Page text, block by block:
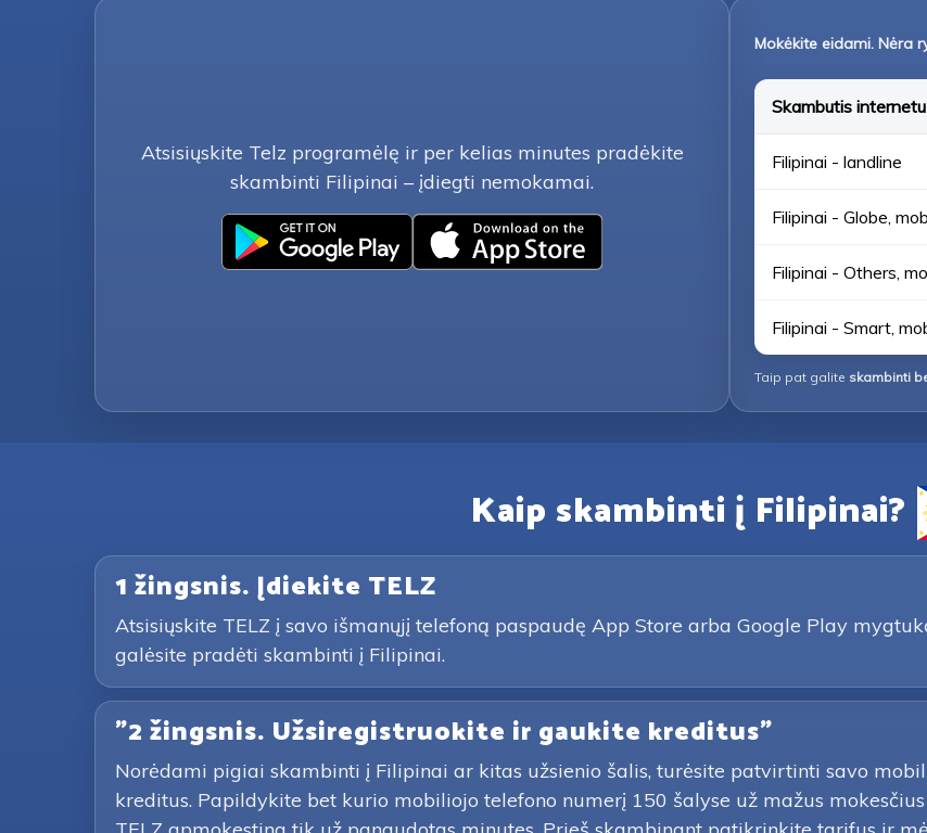
Atsisiųskite Telz programėlę ir per kelias minutes pradėkite
skambinti Filipinai – įdiegti nemokamai.
Mokėkite eidami. Nėra
Skambutis internetu
Filipinai - landline
Filipinai - Globe,
Filipinai - Others,
Filipinai - Smart,
Taip pat galite skambinti
Kaip skambinti į Filipinai?
1 žingsnis. Įdiekite TELZ
Atsisiųskite TELZ į savo išmanųjį telefoną paspaudę App Store arba Google Play
galėsite pradėti skambinti į Filipinai.
"2 žingsnis. Užsiregistruokite ir gaukite kreditus"
Norėdami pigiai skambinti į Filipinai ar kitas užsienio šalis, turėsite patvirtinti savo
kreditus. Papildykite bet kurio mobiliojo telefono numerį 150 šalyse už mažus